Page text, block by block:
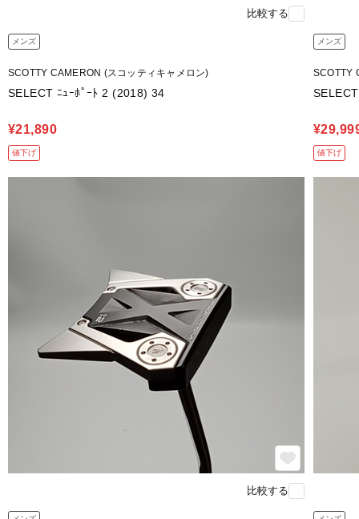
比較する
メンズ
SCOTTY CAMERON (スコッティキャメロン)
SELECT ﾆｭｰﾎﾟｰﾄ 2 (2018) 34
¥21,890
値下げ
メンズ
SCOTTY
値下げ
比較する